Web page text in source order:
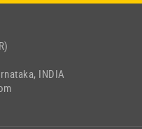
INDIA